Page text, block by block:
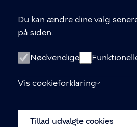
Du kan ændre dine valg
på siden.
Nødvendige
Vis cookieforklaring
Tillad udvalgte cookies
T
33 66 33 66
CVR-nummer